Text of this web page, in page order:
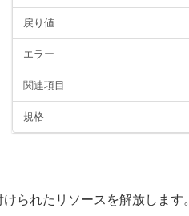
戻り値
エラー
関連項目
規格
られたリソースを解放します。